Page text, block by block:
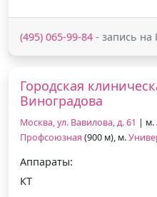
(495) 065-99-84 - запись на
Городская
Виноградова
Москва, ул. Вавилова, д. 61 | м.
Профсоюзная (900 м), м.
Аппараты:
КТ